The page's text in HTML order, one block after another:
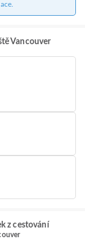
Vancouver
z cestování